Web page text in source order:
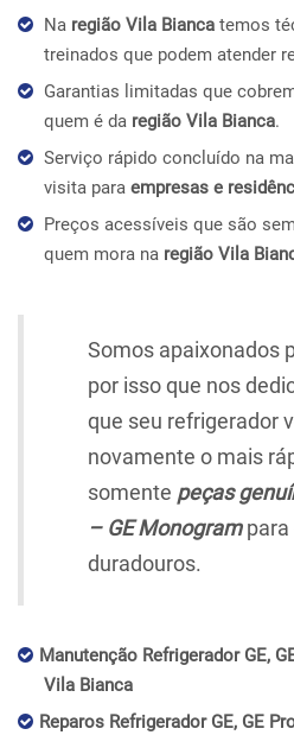
Na região Vila Bianca temos
treinados que podem atender
Garantias limitadas que
quem é da região Vila Bianca.
Serviço rápido concluído na
visita para empresas e
Preços acessíveis que são
quem mora na região Vila
Somos apaixonados
por isso que nos
que seu refrigerador
novamente o mais
somente peças
– GE Monogrampara
duradouros.
Manutenção Refrigerador GE,
Vila Bianca
Reparos Refrigerador GE, GE